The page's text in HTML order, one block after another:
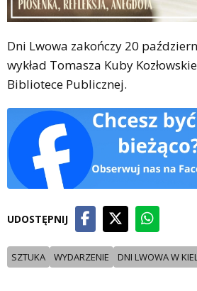
Dni Lwowa zakończy 20
wykład Tomasza Kuby
Bibliotece Publicznej.
UDOSTĘPNIJ
SZTUKA WYDARZENIE DNI LWOWA W